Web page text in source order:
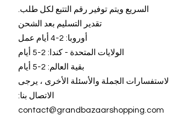
السريع ويتم توفير رقم التتبع لكل طلب.
تقدير التسليم بعد الشحن
أوروبا: 2-4 أيام عمل
الولايات المتحدة - كندا: 2-5 أيام
بقية العالم: 2-5 أيام
لاستفسارات الجملة والأسئلة الأخرى ، يرجى
الاتصال بنا:
contact@grandbazaarshopping.com